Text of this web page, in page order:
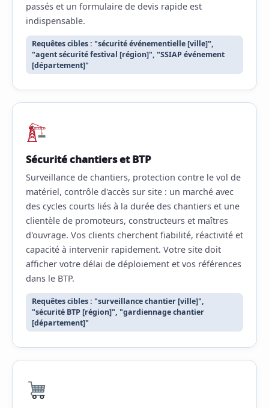
passés et un formulaire de devis rapide est
indispensable.
Requêtes cibles : "sécurité événementielle [ville]",
"agent sécurité festival [région]", "SSIAP événement
[département]"
Sécurité chantiers et BTP
Surveillance de chantiers, protection contre le vol de
matériel, contrôle d'accès sur site : un marché avec
des cycles courts liés à la durée des chantiers et une
clientèle de promoteurs, constructeurs et maîtres
d'ouvrage. Vos clients cherchent fiabilité, réactivité et
capacité à intervenir rapidement. Votre site doit
afficher votre délai de déploiement et vos références
dans le BTP.
Requêtes cibles : "surveillance chantier [ville]",
"sécurité BTP [région]", "gardiennage chantier
[département]"